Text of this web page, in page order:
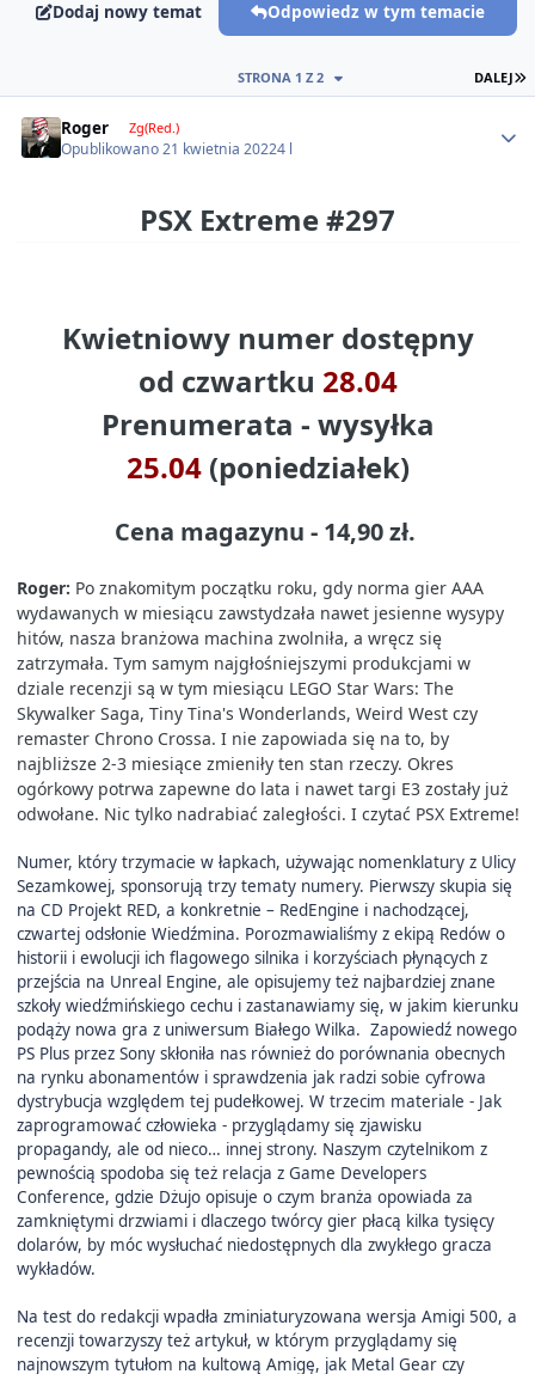
Dodaj nowy temat Odpowiedz w tym temacie
DALEJ
STRONA 1 Z 2
Roger Zg(Red.)
Opublikowano21 kwietnia 20224 l
PSX Extreme #297
Kwietniowy numer dostępny
od czwartku 28.04
Prenumerata - wysyłka
25.04 (poniedziałek)
Cena magazynu - 14,90 zł.
Roger: Po znakomitym początku roku, gdy norma gier AAA
wydawanych w miesiącu zawstydzała nawet jesienne wysypy
hitów, nasza branżowa machina zwolniła, a wręcz się
zatrzymała. Tym samym najgłośniejszymi produkcjami w
dziale recenzji są w tym miesiącu LEGO Star Wars: The
Skywalker Saga, Tiny Tina's Wonderlands, Weird West czy
remaster Chrono Crossa. I nie zapowiada się na to, by
najbliższe 2-3 miesiące zmieniły ten stan rzeczy. Okres
ogórkowy potrwa zapewne do lata i nawet targi E3 zostały już
odwołane. Nic tylko nadrabiać zaległości. I czytać PSX Extreme!
Numer, który trzymacie w łapkach, używając nomenklatury z Ulicy
Sezamkowej, sponsorują trzy tematy numery. Pierwszy skupia się
na CD Projekt RED, a konkretnie – RedEngine i nachodzącej,
czwartej odsłonie Wiedźmina. Porozmawialiśmy z ekipą Redów o
historii i ewolucji ich flagowego silnika i korzyściach płynących z
przejścia na Unreal Engine, ale opisujemy też najbardziej znane
szkoły wiedźmińskiego cechu i zastanawiamy się, w jakim kierunku
podąży nowa gra z uniwersum Białego Wilka. Zapowiedź nowego
PS Plus przez Sony skłoniła nas również do porównania obecnych
na rynku abonamentów i sprawdzenia jak radzi sobie cyfrowa
dystrybucja względem tej pudełkowej. W trzecim materiale - Jak
zaprogramować człowieka - przyglądamy się zjawisku
propagandy, ale od nieco… innej strony. Naszym czytelnikom z
pewnością spodoba się też relacja z Game Developers
Conference, gdzie Dżujo opisuje o czym branża opowiada za
zamkniętymi drzwiami i dlaczego twórcy gier płacą kilka tysięcy
dolarów, by móc wysłuchać niedostępnych dla zwykłego gracza
wykładów.
Na test do redakcji wpadła zminiaturyzowana wersja Amigi 500, a
recenzji towarzyszy też artykuł, w którym przyglądamy się
najnowszym tytułom na kultową Amigę, jak Metal Gear czy